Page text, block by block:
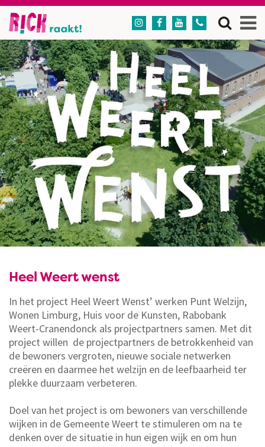
   
Heel Weert wenst
In het project Heel Weert Wenst’ werken Punt Welzijn,
Wonen Limburg, Huis voor de Kunsten, Rabobank
Weert-Cranendonck als projectpartners samen. Met dit
project willen de projectpartners de betrokkenheid van
de bewoners vergroten, nieuwe sociale netwerken
creëren en daarmee het welzijn en de leefbaarheid ter
plekke duurzaam verbeteren.
Doel van het project is om bewoners van verschillende
wijken in de Gemeente Weert te stimuleren om na te
denken over de situatie in hun eigen wijk en om hun